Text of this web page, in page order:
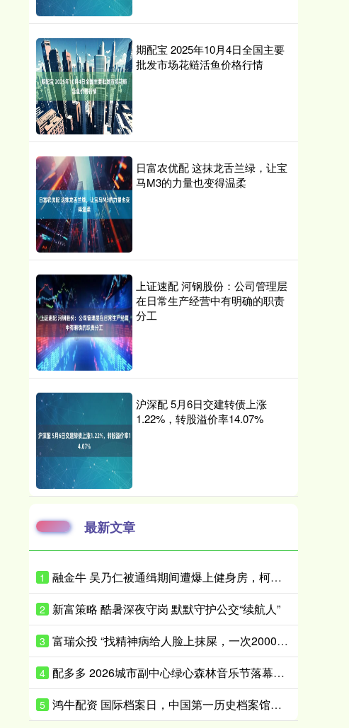
期配宝 2025年10月4日全国主要
批发市场花鲢活鱼价格行情
日富农优配 这抹龙舌兰绿，让宝
马M3的力量也变得温柔
上证速配 河钢股份：公司管理层
在日常生产经营中有明确的职责
分工
沪深配 5月6日交建转债上涨
1.22%，转股溢价率14.07%
最新文章
1 融金牛 吴乃仁被通缉期间遭爆上健身房，柯文哲：他是赖清德干爹，我怎跟他比
2 新富策略 酷暑深夜守岗 默默守护公交“续航人”
3 富瑞众投 “找精神病给人脸上抹屎，一次2000元”，闲鱼平台现明码标价交易链接“只要你钱到位，就有人给你办”，平台回应：建议举报
4 配多多 2026城市副中心绿心森林音乐节落幕，探索文化赋能城市发展新路径
5 鸿牛配资 国际档案日，中国第一历史档案馆亮出“金榜”印章送祝福